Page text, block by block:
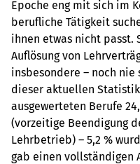
Epoche eng mit sich im
berufliche Tätigkeit
ihnen etwas nicht passt.
Auflösung von
insbesondere – noch nie
dieser aktuellen
ausgewerteten Berufe
(vorzeitige Beendigung
Lehrbetrieb) – 5,2 %
gab einen vollständigen